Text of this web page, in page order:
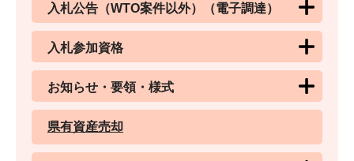
入札公告（WTO案件以外）（電子調達）
入札参加資格
お知らせ・要領・様式
県有資産売却